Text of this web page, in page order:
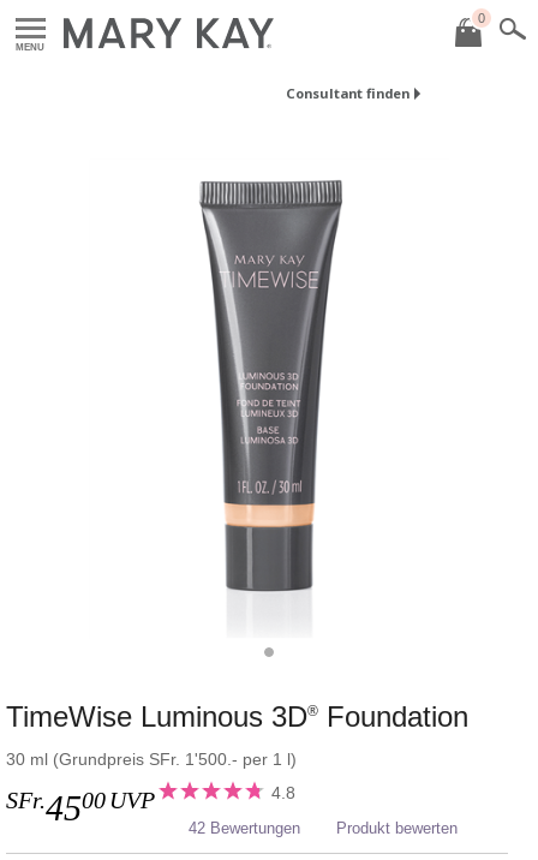
MENU
0
Consultant finden
TimeWise Luminous 3D® Foundation
30 ml (Grundpreis SFr. 1'500.- per 1 l)
SFr.4500 UVP 4.8
42 Bewertungen Produkt bewerten